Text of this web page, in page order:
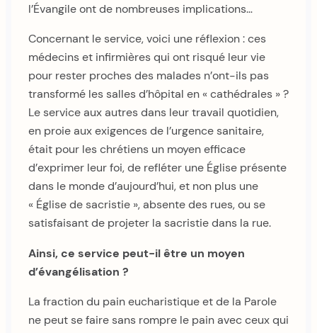
l’Évangile ont de nombreuses implications…
Concernant le service, voici une réflexion : ces
médecins et infirmières qui ont risqué leur vie
pour rester proches des malades n’ont-ils pas
transformé les salles d’hôpital en « cathédrales » ?
Le service aux autres dans leur travail quotidien,
en proie aux exigences de l’urgence sanitaire,
était pour les chrétiens un moyen efficace
d’exprimer leur foi, de refléter une Église présente
dans le monde d’aujourd’hui, et non plus une
« Église de sacristie », absente des rues, ou se
satisfaisant de projeter la sacristie dans la rue.
Ainsi, ce service peut-il être un moyen
d’évangélisation ?
La fraction du pain eucharistique et de la Parole
ne peut se faire sans rompre le pain avec ceux qui